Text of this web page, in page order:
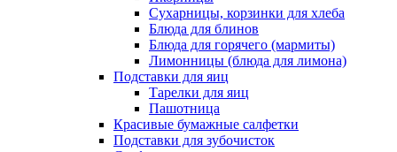
Сухарницы, корзинки для хлеба
Блюда для блинов
Блюда для горячего (мармиты)
Лимонницы (блюда для лимона)
Подставки для яиц
Тарелки для яиц
Пашотница
Красивые бумажные салфетки
Подставки для зубочисток